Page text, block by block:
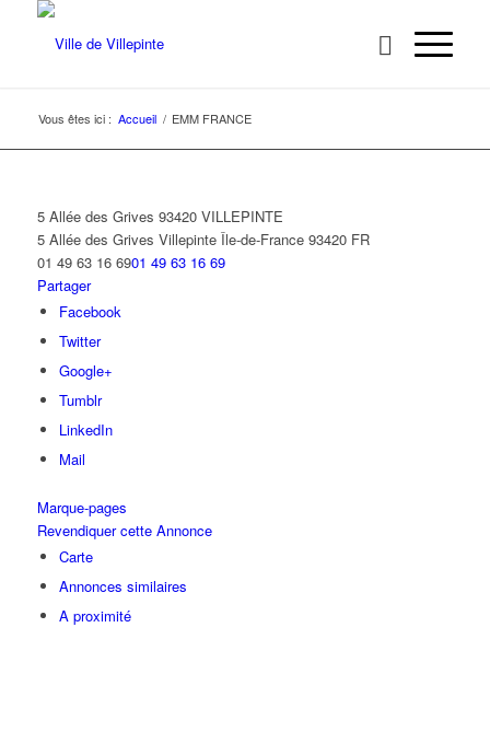
Vous êtes ici : Accueil / EMM FRANCE
5 Allée des Grives 93420 VILLEPINTE
5 Allée des Grives Villepinte Île-de-France 93420 FR
01 49 63 16 6901 49 63 16 69
Partager
Facebook
Twitter
Google+
Tumblr
LinkedIn
Mail
Marque-pages
Revendiquer cette Annonce
Carte
Annonces similaires
A proximité